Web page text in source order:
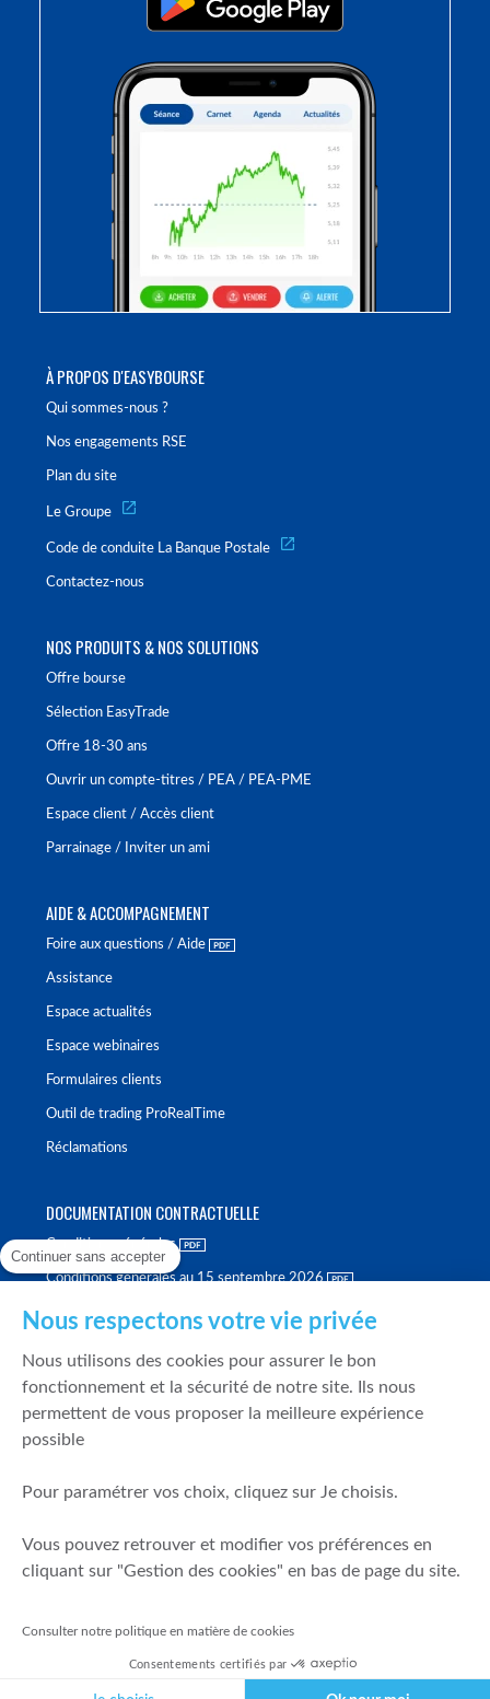
À PROPOS D'EASYBOURSE
Qui sommes-nous ?
Nos engagements RSE
Plan du site
Le Groupe
Code de conduite La Banque Postale
Contactez-nous
NOS PRODUITS & NOS SOLUTIONS
Offre bourse
Sélection EasyTrade
Offre 18-30 ans
Ouvrir un compte-titres / PEA / PEA-PME
Espace client / Accès client
Parrainage / Inviter un ami
AIDE & ACCOMPAGNEMENT
Foire aux questions / Aide
Assistance
Espace actualités
Espace webinaires
Formulaires clients
Outil de trading ProRealTime
Réclamations
DOCUMENTATION CONTRACTUELLE
Conditions générales
Conditions générales au 15 septembre 2026
Politique de meilleure sélection
Politique de durabilité
Fonds de garantie des dépôts et de résolution
Mentions légales
Prévention de la fraude
Politique de gestion des conflits d'intérêts
Continuer sans accepter
Nous respectons votre vie privée
Nous utilisons des cookies pour assurer le bon
fonctionnement et la sécurité de notre site. Ils nous
permettent de vous proposer la meilleure expérience
possible
Pour paramétrer vos choix, cliquez sur Je choisis.
Vous pouvez retrouver et modifier vos préférences en
cliquant sur "Gestion des cookies" en bas de page du site.
Consulter notre politique en matière de cookies
Consentements certifiés par